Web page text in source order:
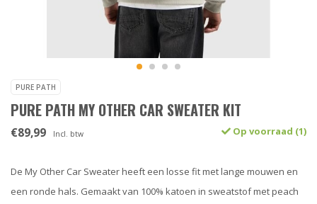
PURE PATH
PURE PATH MY OTHER CAR SWEATER KIT
€89,99 Incl. btw Op voorraad (1)
De My Other Car Sweater heeft een losse fit met lange mouwen en
een ronde hals. Gemaakt van 100% katoen in sweatstof met peach